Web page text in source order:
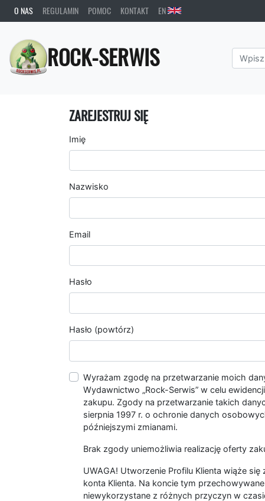
O NAS REGULAMIN POMOC KONTAKT EN
ROCK-SERWIS
ZAREJESTRUJ SIĘ
Imię
Nazwisko
Email
Hasło
Hasło (powtórz)
Wyrażam zgodę na przetwarzanie moich
Wydawnictwo „Rock-Serwis” w celu
zakupu. Zgody na przetwarzanie takich
sierpnia 1997 r. o ochronie danych
późniejszymi zmianami.
Brak zgody uniemożliwia realizację oferty
UWAGA! Utworzenie Profilu Klienta wiąże się
konta Klienta. Na koncie tym
niewykorzystane z różnych przyczyn w